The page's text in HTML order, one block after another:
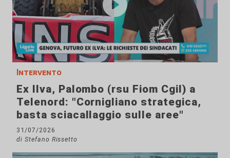
Intervento
Ex Ilva, Palombo (rsu Fiom Cgil) a
Telenord: "Cornigliano strategica,
basta sciacallaggio sulle aree"
31/07/2026
di Stefano Rissetto